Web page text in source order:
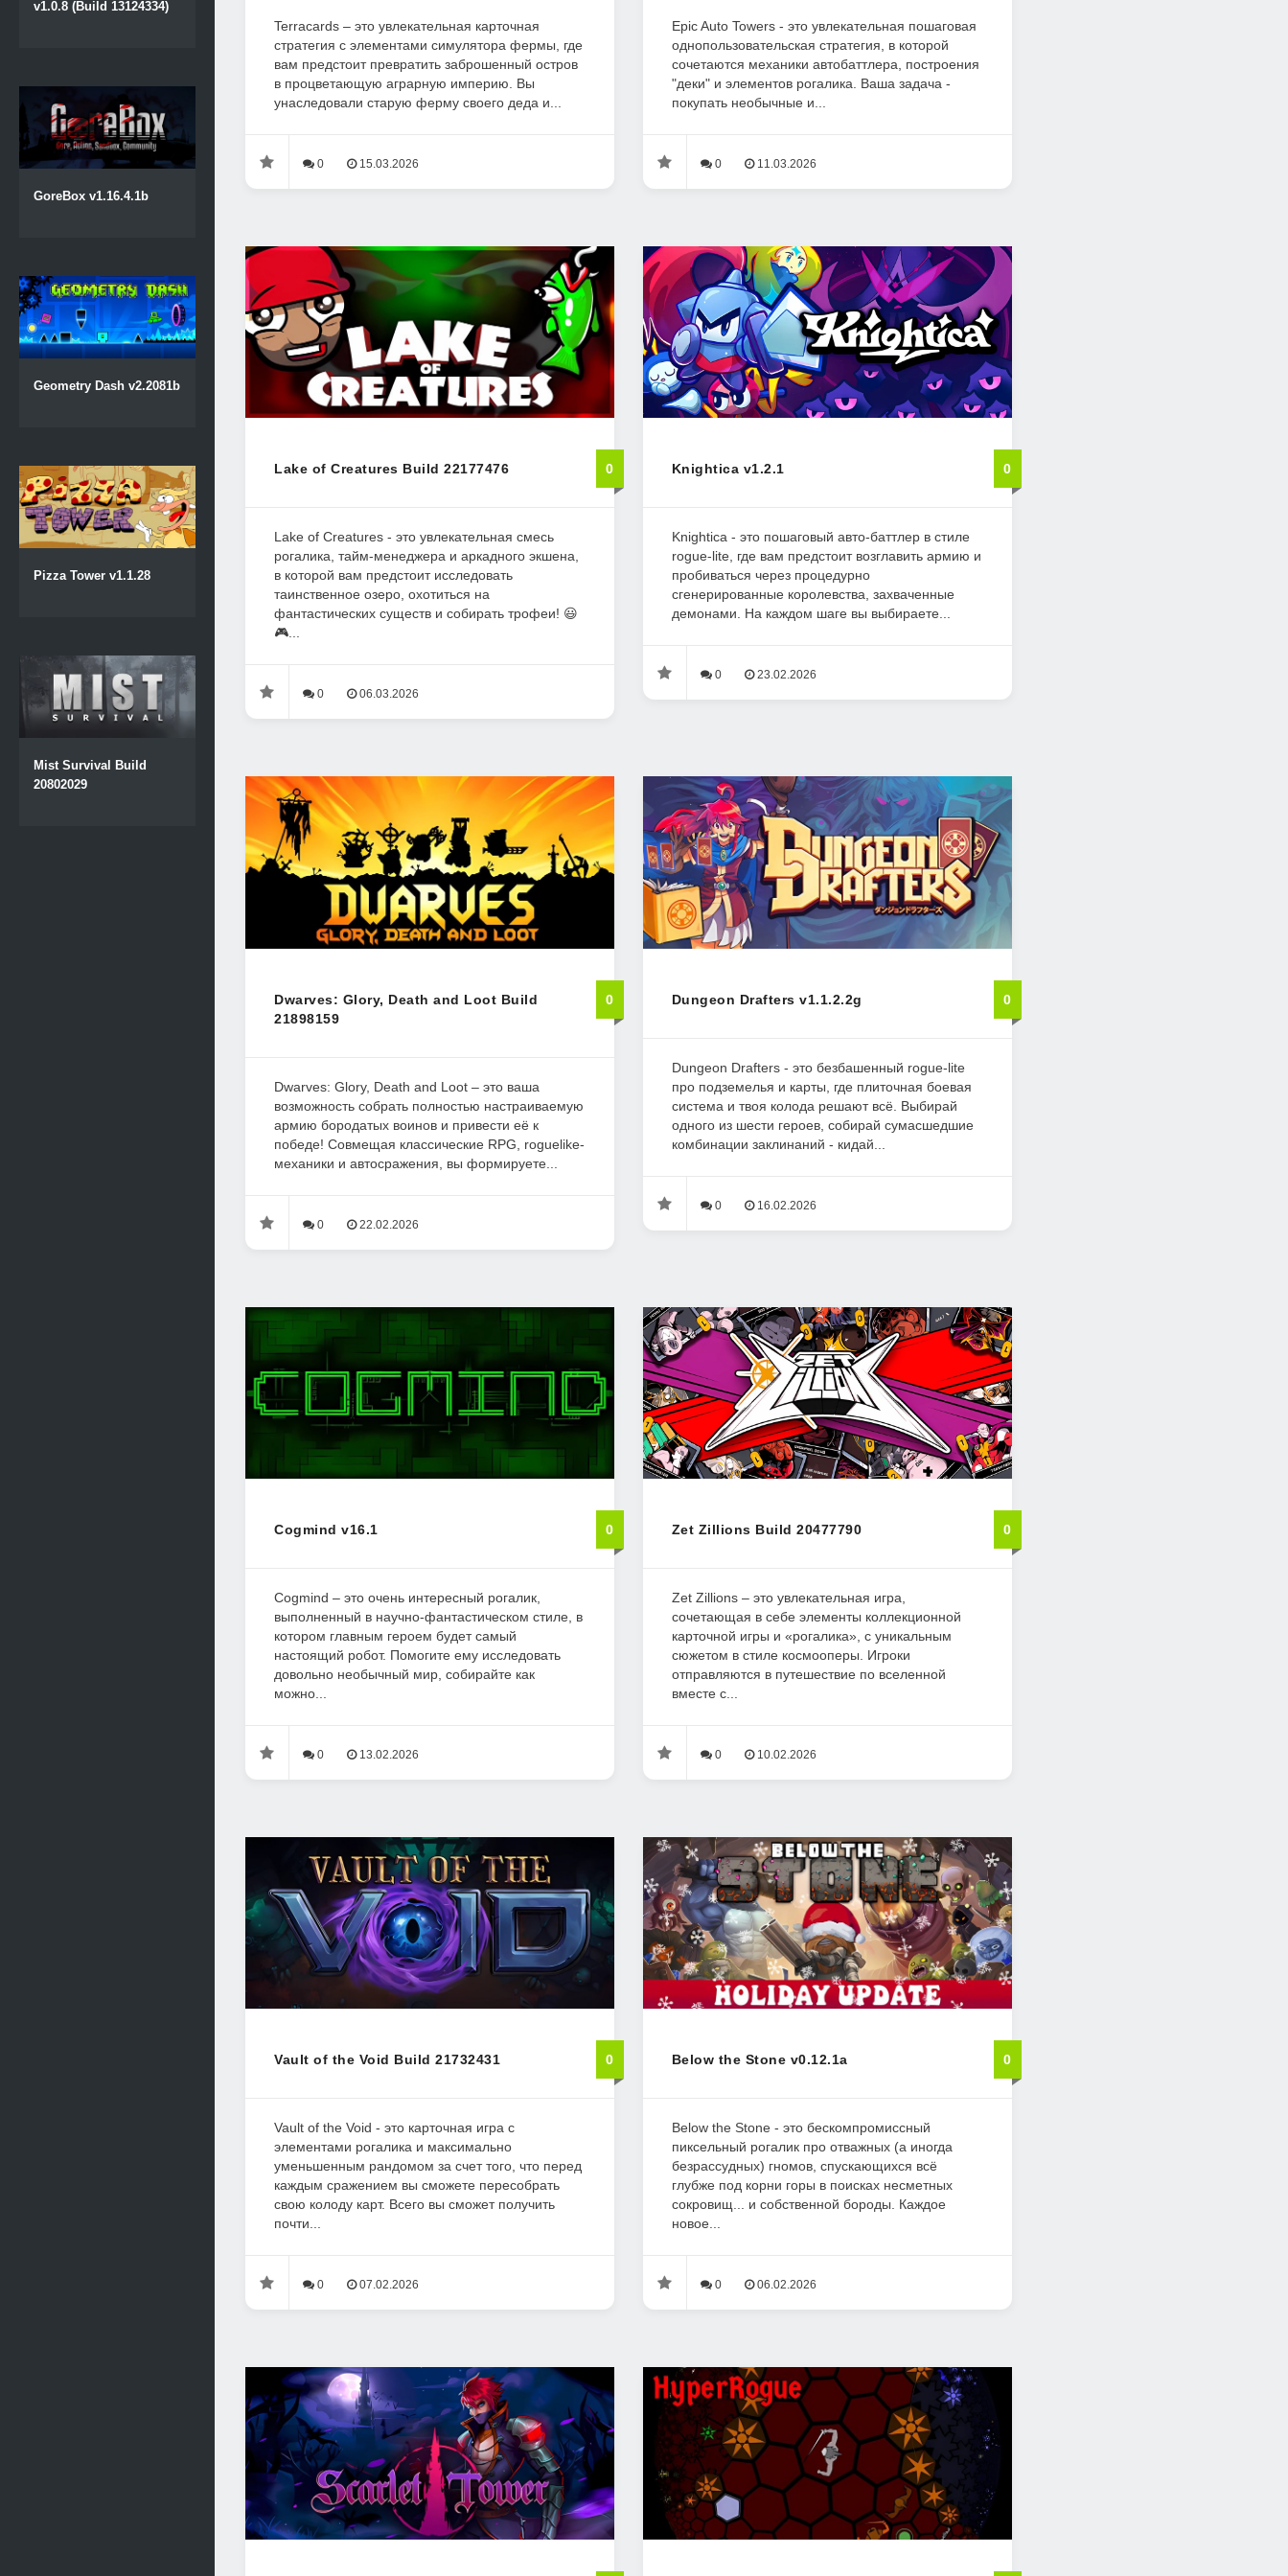
v1.0.8 (Build 13124334)
GoreBox v1.16.4.1b
Geometry Dash v2.2081b
Pizza Tower v1.1.28
Mist Survival Build
20802029
Terracards – это увлекательная карточная
стратегия с элементами симулятора фермы, где
вам предстоит превратить заброшенный остров
в процветающую аграрную империю. Вы
унаследовали старую ферму своего деда и...
0 15.03.2026
Epic Auto Towers - это увлекательная пошаговая
однопользовательская стратегия, в которой
сочетаются механики автобаттлера, построения
"деки" и элементов рогалика. Ваша задача -
покупать необычные и...
0 11.03.2026
Lake of Creatures Build 22177476 0
Lake of Creatures - это увлекательная смесь
рогалика, тайм-менеджера и аркадного экшена,
в которой вам предстоит исследовать
таинственное озеро, охотиться на
фантастических существ и собирать трофеи! 😃
🎮...
0 06.03.2026
Knightica v1.2.1 0
Knightica - это пошаговый авто-баттлер в стиле
rogue-lite, где вам предстоит возглавить армию и
пробиваться через процедурно
сгенерированные королевства, захваченные
демонами. На каждом шаге вы выбираете...
0 23.02.2026
Dwarves: Glory, Death and Loot Build
21898159
0
Dwarves: Glory, Death and Loot – это ваша
возможность собрать полностью настраиваемую
армию бородатых воинов и привести её к
победе! Совмещая классические RPG, roguelike-
механики и автосражения, вы формируете...
0 22.02.2026
Dungeon Drafters v1.1.2.2g 0
Dungeon Drafters - это безбашенный rogue-lite
про подземелья и карты, где плиточная боевая
система и твоя колода решают всё. Выбирай
одного из шести героев, собирай сумасшедшие
комбинации заклинаний - кидай...
0 16.02.2026
Cogmind v16.1 0
Cogmind – это очень интересный рогалик,
выполненный в научно-фантастическом стиле, в
котором главным героем будет самый
настоящий робот. Помогите ему исследовать
довольно необычный мир, собирайте как
можно...
0 13.02.2026
Zet Zillions Build 20477790 0
Zet Zillions – это увлекательная игра,
сочетающая в себе элементы коллекционной
карточной игры и «рогалика», с уникальным
сюжетом в стиле космооперы. Игроки
отправляются в путешествие по вселенной
вместе с...
0 10.02.2026
Vault of the Void Build 21732431 0
Vault of the Void - это карточная игра с
элементами рогалика и максимально
уменьшенным рандомом за счет того, что перед
каждым сражением вы сможете пересобрать
свою колоду карт. Всего вы сможет получить
почти...
0 07.02.2026
Below the Stone v0.12.1a 0
Below the Stone - это бескомпромиссный
пиксельный рогалик про отважных (а иногда
безрассудных) гномов, спускающихся всё
глубже под корни горы в поисках несметных
сокровищ... и собственной бороды. Каждое
новое...
0 06.02.2026